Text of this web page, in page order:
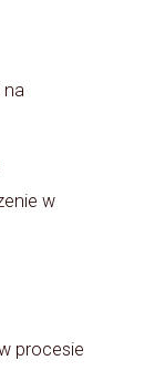
w
procesie